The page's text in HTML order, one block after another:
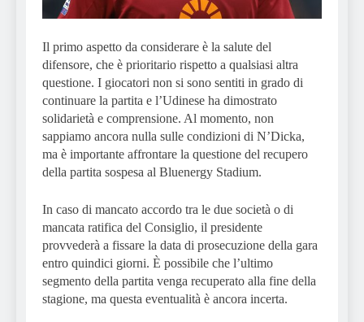
Il primo aspetto da considerare è la salute del
difensore, che è prioritario rispetto a qualsiasi altra
questione. I giocatori non si sono sentiti in grado di
continuare la partita e l’Udinese ha dimostrato
solidarietà e comprensione. Al momento, non
sappiamo ancora nulla sulle condizioni di N’Dicka,
ma è importante affrontare la questione del recupero
della partita sospesa al Bluenergy Stadium.
In caso di mancato accordo tra le due società o di
mancata ratifica del Consiglio, il presidente
provvederà a fissare la data di prosecuzione della gara
entro quindici giorni. È possibile che l’ultimo
segmento della partita venga recuperato alla fine della
stagione, ma questa eventualità è ancora incerta.